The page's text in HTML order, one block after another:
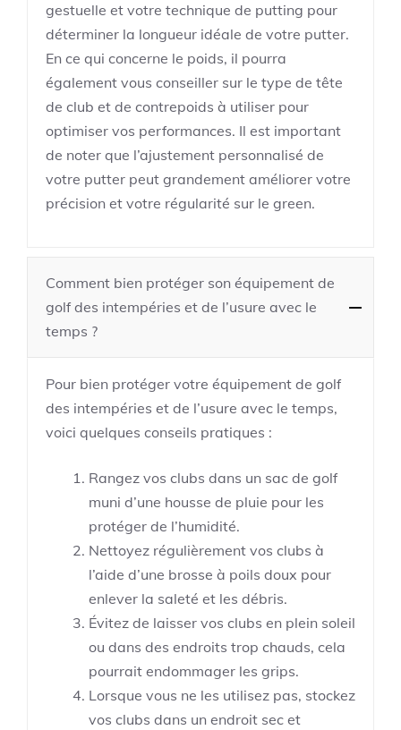
gestuelle et votre technique de putting pour
déterminer la longueur idéale de votre putter.
En ce qui concerne le poids, il pourra
également vous conseiller sur le type de tête
de club et de contrepoids à utiliser pour
optimiser vos performances. Il est important
de noter que l’ajustement personnalisé de
votre putter peut grandement améliorer votre
précision et votre régularité sur le green.
Comment bien protéger son équipement de
golf des intempéries et de l’usure avec le
temps ?
Pour bien protéger votre équipement de golf
des intempéries et de l’usure avec le temps,
voici quelques conseils pratiques :
Rangez vos clubs dans un sac de golf
muni d’une housse de pluie pour les
protéger de l’humidité.
Nettoyez régulièrement vos clubs à
l’aide d’une brosse à poils doux pour
enlever la saleté et les débris.
Évitez de laisser vos clubs en plein soleil
ou dans des endroits trop chauds, cela
pourrait endommager les grips.
Lorsque vous ne les utilisez pas, stockez
vos clubs dans un endroit sec et